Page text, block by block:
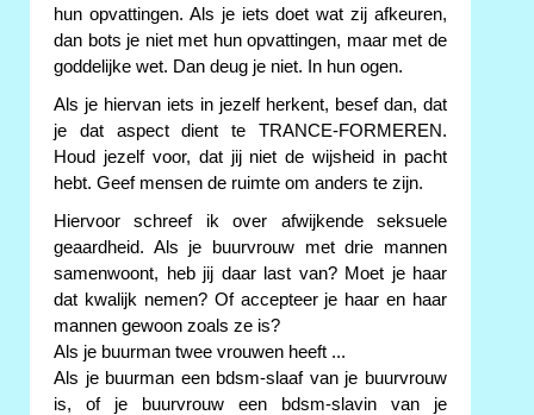
hun opvattingen. Als je iets doet wat zij afkeuren,
dan bots je niet met hun opvattingen, maar met de
goddelijke wet. Dan deug je niet. In hun ogen.
Als je hiervan iets in jezelf herkent, besef dan, dat
je dat aspect dient te TRANCE-FORMEREN.
Houd jezelf voor, dat jij niet de wijsheid in pacht
hebt. Geef mensen de ruimte om anders te zijn.
Hiervoor schreef ik over afwijkende seksuele
geaardheid. Als je buurvrouw met drie mannen
samenwoont, heb jij daar last van? Moet je haar
dat kwalijk nemen? Of accepteer je haar en haar
mannen gewoon zoals ze is?
Als je buurman twee vrouwen heeft ...
Als je buurman een bdsm-slaaf van je buurvrouw
is, of je buurvrouw een bdsm-slavin van je